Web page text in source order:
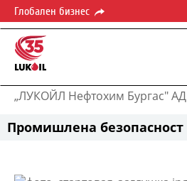
Глобален бизнес
„ЛУКОЙЛ Нефтохим Бургас" АД
Промишлена безопасност